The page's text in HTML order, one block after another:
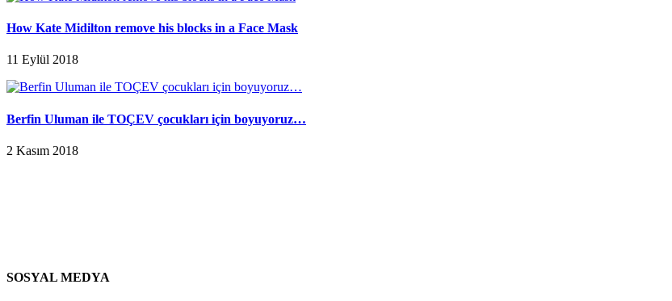
How Kate Midilton remove his blocks in a Face Mask
11 Eylül 2018
Berfin Uluman ile TOÇEV çocukları için boyuyoruz…
2 Kasım 2018
SOSYAL MEDYA